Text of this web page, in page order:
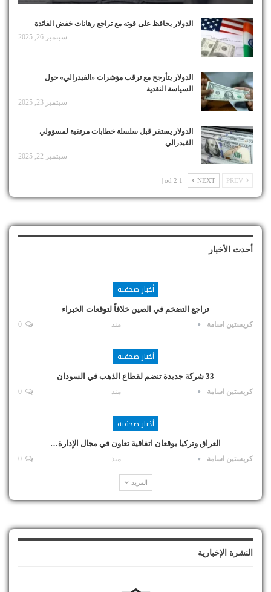
الدولار يحافظ على قوته مع تراجع رهانات خفض الفائدة
سبتمبر 26, 2025
الدولار يتأرجح مع ترقب مؤشرات «الفيدرالي» حول
السياسة النقدية
سبتمبر 23, 2025
الدولار يستقر قبل سلسلة خطابات مرتقبة لمسؤولي
الفيدرالي
سبتمبر 22, 2025
NEXT
1 od 2 |
أحدث الأخبار
أخبار صحفية
تراجع التضخم في الصين خلافاً لتوقعات الخبراء
كريستين اسامة منذ
أخبار صحفية
33 شركة جديدة تنضم لقطاع الذهب في السودان
كريستين اسامة منذ
أخبار صحفية
العراق وتركيا يوقعان اتفاقية تعاون في مجال الإدارة…
كريستين اسامة منذ
المزيد
النشرة الإخبارية